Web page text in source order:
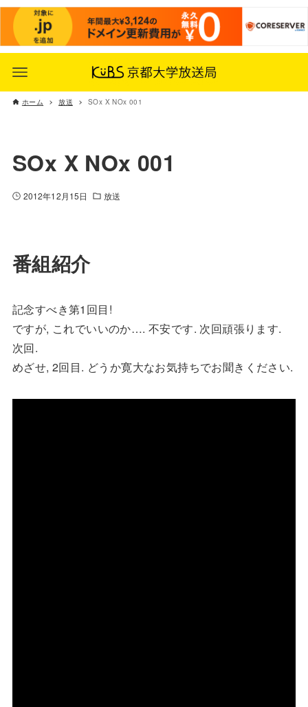
ホーム 放送 SOx X NOx 001
SOx X NOx 001
2012年12月15日 放送
番組紹介
記念すべき第1回目!
ですが, これでいいのか…. 不安です. 次回頑張ります.
次回.
めざせ, 2回目. どうか寛大なお気持ちでお聞きください.